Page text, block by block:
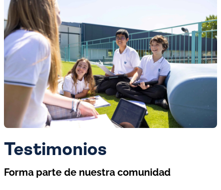
Testimonios
Forma parte de nuestra comunidad